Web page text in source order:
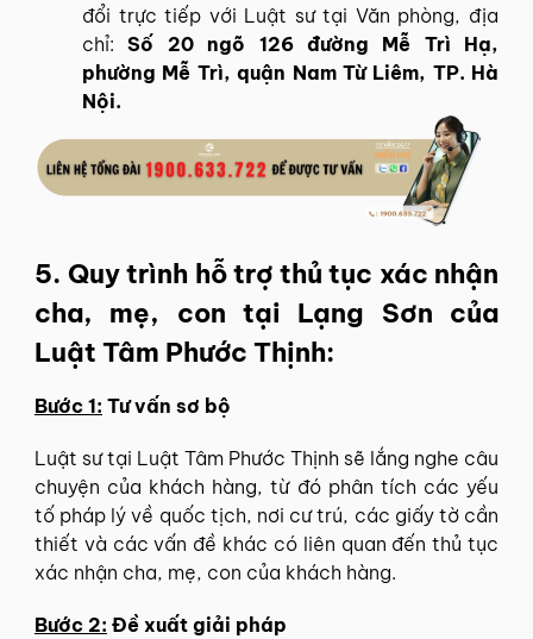
đổi trực tiếp với Luật sư tại Văn phòng, địa
chỉ:Số 20 ngõ 126 đường Mễ Trì Hạ,
phường Mễ Trì, quận Nam Từ Liêm, TP. Hà
Nội.
5. Quy trình hỗ trợ thủ tục xác nhận
cha, mẹ, con tại Lạng Sơn của
Luật Tâm Phước Thịnh:
Bước 1: Tư vấn sơ bộ
Luật sư tại Luật Tâm Phước Thịnh sẽ lắng nghe câu
chuyện của khách hàng, từ đó phân tích các yếu
tố pháp lý về quốc tịch, nơi cư trú, các giấy tờ cần
thiết và các vấn đề khác có liên quan đến thủ tục
xác nhận cha, mẹ, con của khách hàng.
Bước 2: Đề xuất giải pháp